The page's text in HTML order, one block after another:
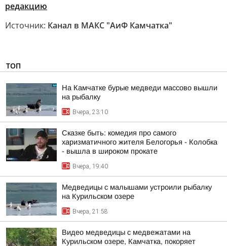
редакцию
Источник: Канал в МАКС "АиФ Камчатка"
ТОП
На Камчатке бурые медведи массово вышли
на рыбалку
Вчера, 23:10
Сказке быть: комедия про самого
харизматичного жителя Белогорья - Колобка
- вышла в широком прокате
Вчера, 19:40
Медведицы с малышами устроили рыбалку
на Курильском озере
Вчера, 21:58
Видео медведицы с медвежатами на
Курильском озере, Камчатка, покоряет